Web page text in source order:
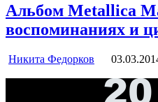
Альбом Metallica
воспоминаниях и
Никита Федорков